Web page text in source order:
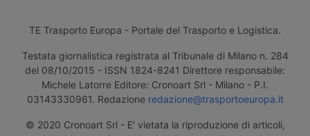
TE Trasporto Europa - Portale del Trasporto e Logistica.
Testata giornalistica registrata al Tribunale di Milano n. 284
del 08/10/2015 - ISSN 1824-8241 Direttore responsabile:
Michele Latorre Editore: Cronoart Srl - Milano - P.I.
03143330961. Redazione redazione@trasportoeuropa.it
© 2020 Cronoart Srl - E' vietata la riproduzione di articoli,